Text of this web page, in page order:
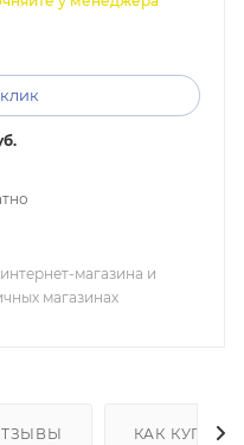
магазина и
магазинах
КАК КУПИТЬ